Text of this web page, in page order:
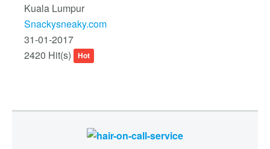
Kuala Lumpur
Snackysneaky.com
31-01-2017
2420 Hit(s)
Hot